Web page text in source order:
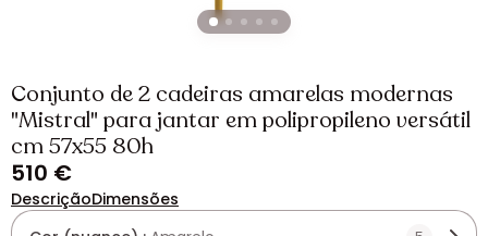
Conjunto de 2 cadeiras amarelas modernas
"Mistral" para jantar em polipropileno versátil
cm 57x55 80h
510 €
DescriçãoDimensões